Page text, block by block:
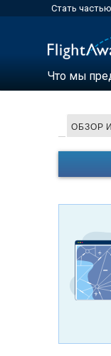
Стать
Что мы
ОБЗОР